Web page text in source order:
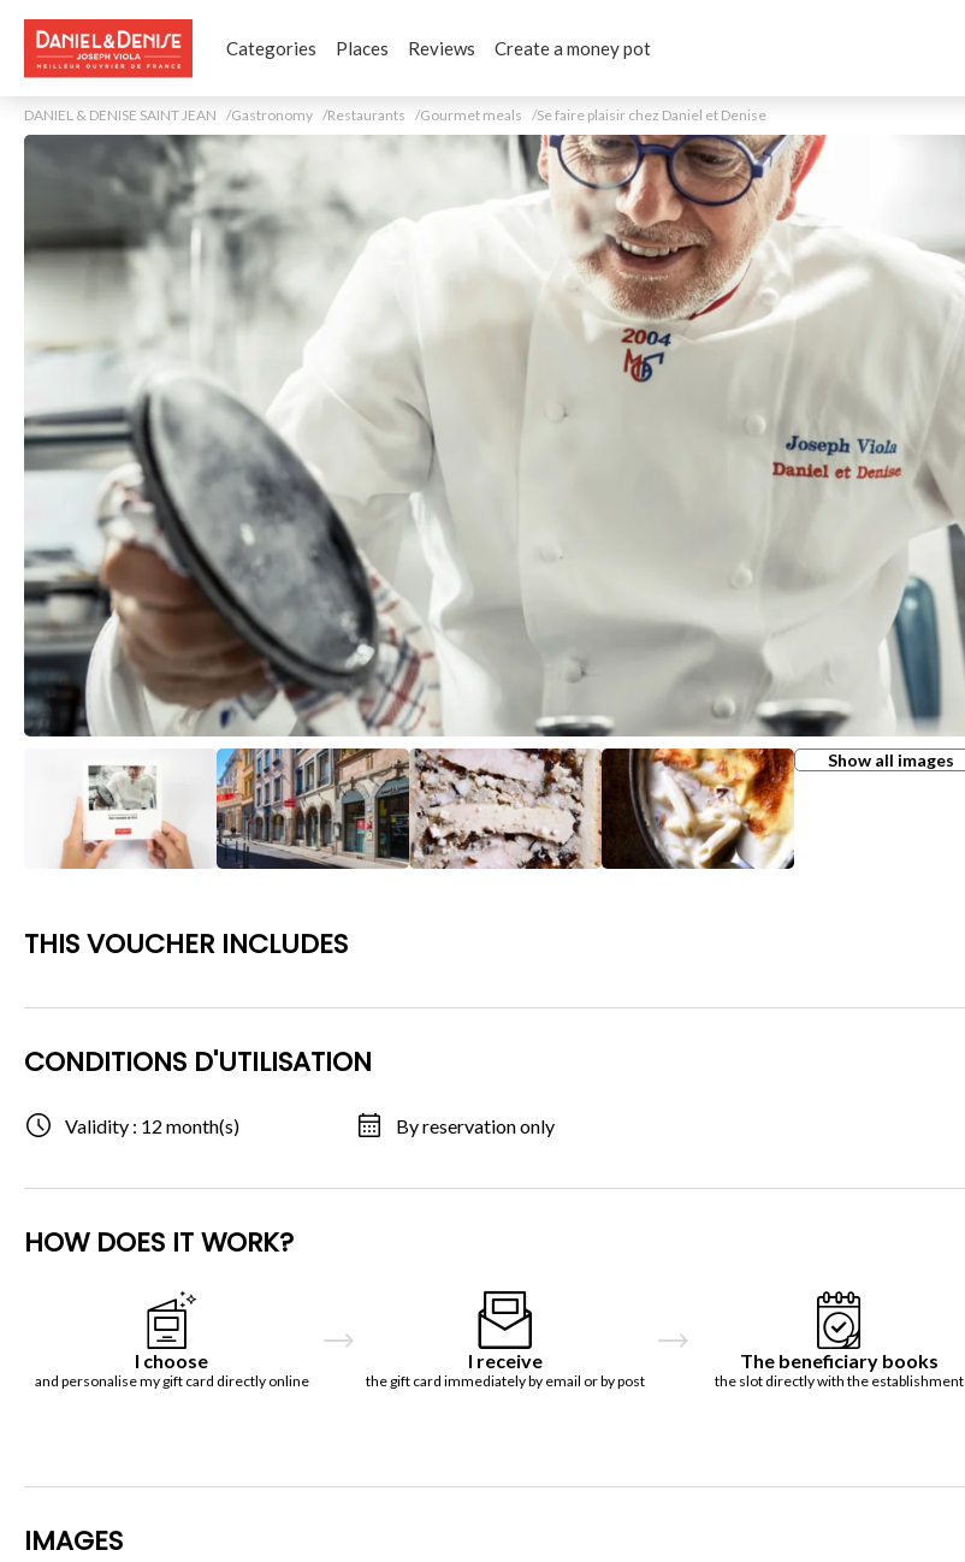
Categories Places Reviews Create a money pot
DANIEL & DENISE SAINT JEAN Gastronomy Restaurants Gourmet meals Se faire plaisir chez Daniel et Denise
Show all images
THIS VOUCHER INCLUDES
CONDITIONS D'UTILISATION
Validity : 12 month(s) By reservation only
HOW DOES IT WORK?
I choose
and personalise my gift card directly online
I receive
the gift card immediately by email or by post
The beneficiary books
the slot directly with the establishment
IMAGES